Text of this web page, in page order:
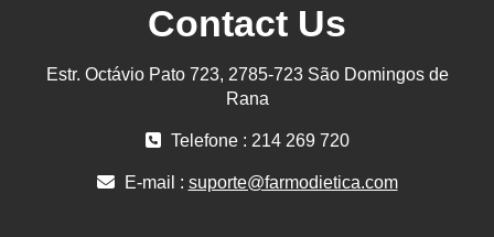
Contact Us
Estr. Octávio Pato 723, 2785-723 São Domingos de
Rana
Telefone : 214 269 720
E-mail : suporte@farmodietica.com